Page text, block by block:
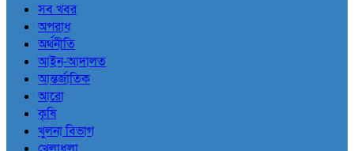
সব খবর
অপরাধ
অর্থনীতি
আইন-আদালত
আন্তর্জাতিক
আরো
কৃষি
খুলনা বিভাগ